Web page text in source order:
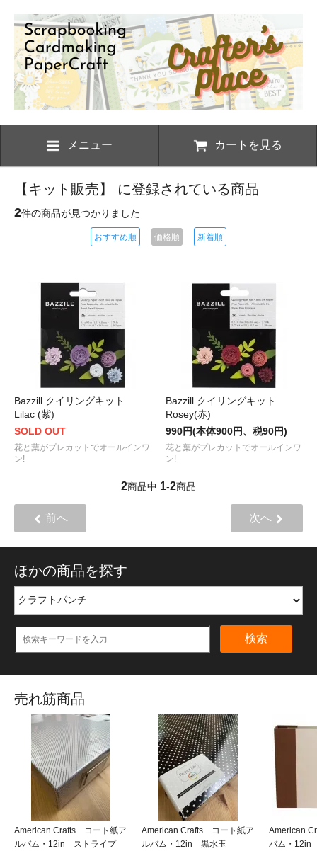
メニュー カートを見る
【キット販売】 に登録されている商品
2件の商品が見つかりました
おすすめ順 価格順 新着順
Bazzill クイリングキット
Lilac (紫)
SOLD OUT
花と葉がプレカットでオールインワ
ン!
Bazzill クイリングキット
Rosey(赤)
990円(本体900円、税90円)
花と葉がプレカットでオールインワ
ン!
2商品中 1-2商品
前へ 次へ
ほかの商品を探す
検索
売れ筋商品
American Crafts コート紙ア
ルバム・12in ストライプ
American Crafts コート紙ア
ルバム・12in 黒水玉
American
バム・